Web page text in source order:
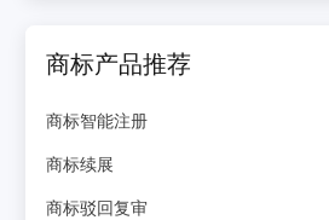
商标产品推荐
商标智能注册
商标续展
商标驳回复审